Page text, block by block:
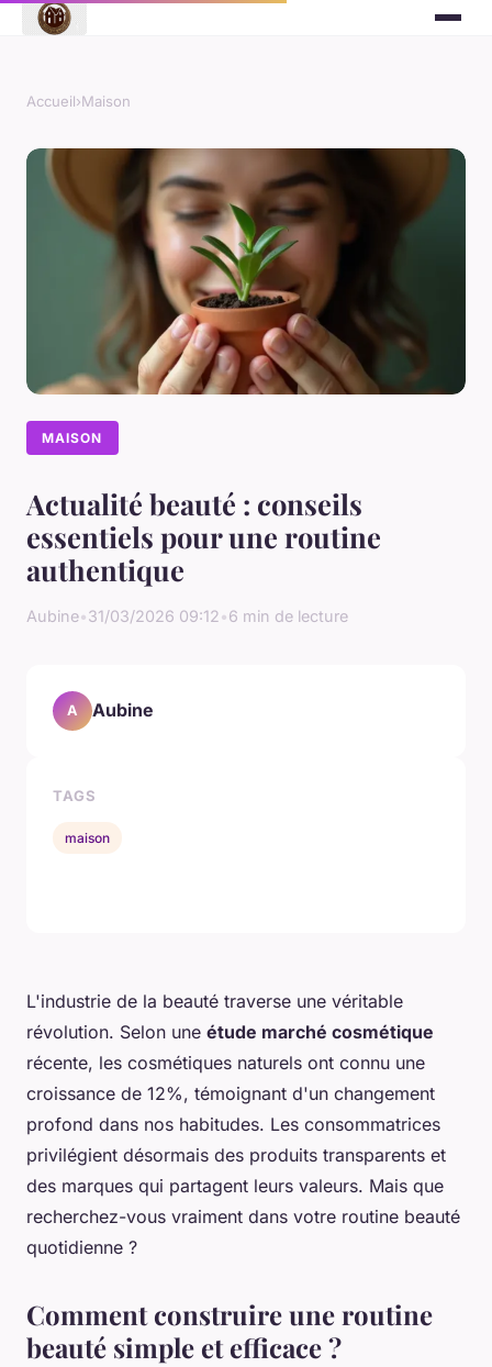
Accueil›Maison
MAISON
Actualité beauté : conseils
essentiels pour une routine
authentique
Aubine•31/03/2026 09:12•6 min de lecture
L'industrie de la beauté traverse une véritable
révolution. Selon une étude marché cosmétique
récente, les cosmétiques naturels ont connu une
croissance de 12%, témoignant d'un changement
profond dans nos habitudes. Les consommatrices
privilégient désormais des produits transparents et
des marques qui partagent leurs valeurs. Mais que
recherchez-vous vraiment dans votre routine beauté
quotidienne ?
Comment construire une routine
beauté simple et efficace ?
A Aubine
TAGS
maison